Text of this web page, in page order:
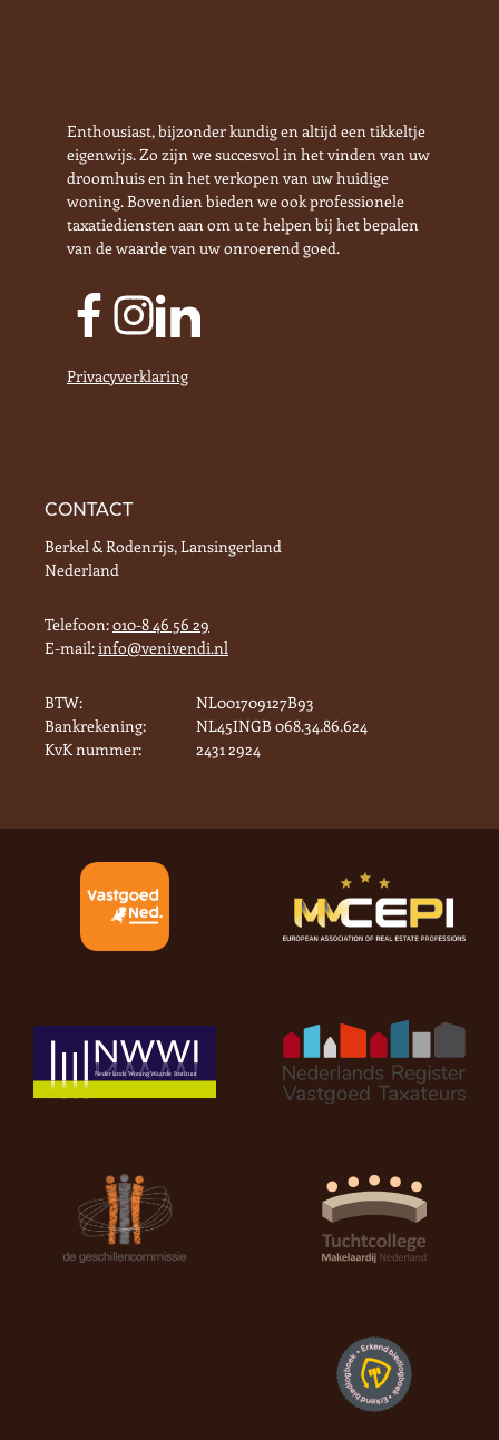
Enthousiast, bijzonder kundig en altijd een tikkeltje
eigenwijs. Zo zijn we succesvol in het vinden van uw
droomhuis en in het verkopen van uw huidige
woning. Bovendien bieden we ook professionele
taxatiediensten aan om u te helpen bij het bepalen
van de waarde van uw onroerend goed.
Privacyverklaring
CONTACT
Berkel & Rodenrijs, Lansingerland
Nederland
Telefoon:010-8 46 56 29
E-mail:info@venivendi.nl
BTW:
NL001709127B93
Bankrekening:
NL45INGB 068.34.86.624
KvK nummer:
2431 2924